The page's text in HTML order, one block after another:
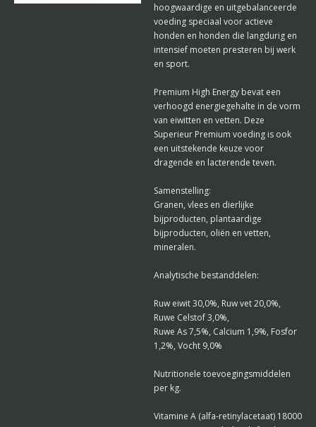
hoogwaardige en uitgebalanceerde
voeding speciaal voor actieve
honden en honden die langdurig en
intensief moeten presteren bij werk
en sport.
Premium High Energy bevat een
verhoogd energiegehalte in de vorm
van eiwitten en vetten. Deze
Superieur Premium voeding is ook
een uitstekende keuze voor
dragende en lacterende teven.
Samenstelling:
Granen, vlees en dierlijke
bijproducten, plantaardige
bijproducten, oliën en vetten,
mineralen.
Analytische bestanddelen:
Ruw eiwit 30,0%, Ruw vet 20,0%,
Ruwe Celstof 3,0%,
Ruwe As 7,5%, Calcium 1,9%, Fosfor
1,2%, Vocht 9,0%
Nutritionele toevoegingsmiddelen
per kg.
Vitamine A (alfa-retinylacetaat) 18000